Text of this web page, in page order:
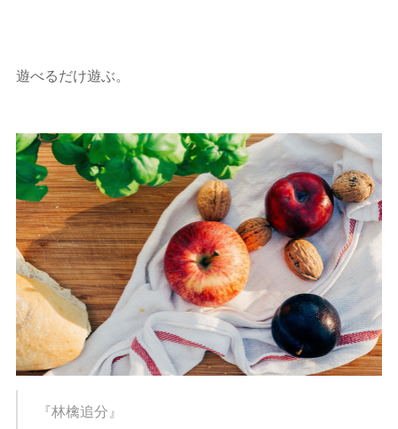
遊べるだけ遊ぶ。
『林檎追分』